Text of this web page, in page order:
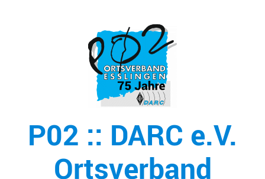
P02 :: DARC e.V.
Ortsverband